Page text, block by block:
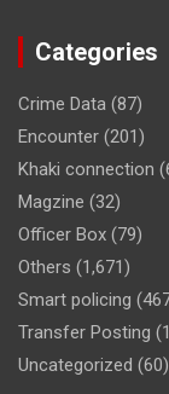
Categories
Crime Data (87)
Encounter (201)
Khaki connection
Magzine (32)
Officer Box (79)
Others (1,671)
Smart policing
Transfer Posting
Uncategorized (60)